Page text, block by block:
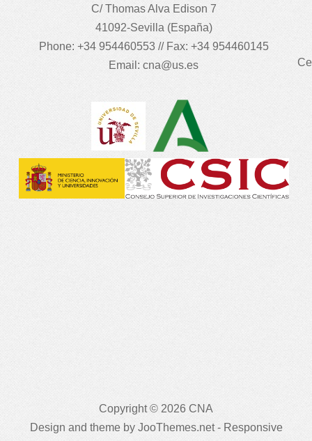
C/ Thomas Alva Edison 7
41092-Sevilla (España)
Phone: +34 954460553 // Fax: +34 954460145
Email: cna@us.es
Copyright © 2026 CNA
Design and theme by JooThemes.net - Responsive